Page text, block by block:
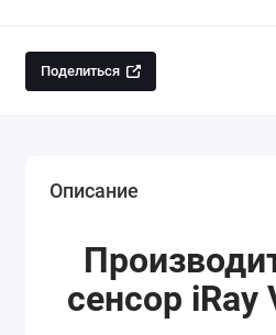
Поделиться
Описание
сенсор iRay